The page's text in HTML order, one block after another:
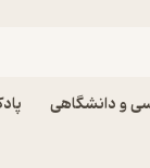
و دانشگاهی
اثر